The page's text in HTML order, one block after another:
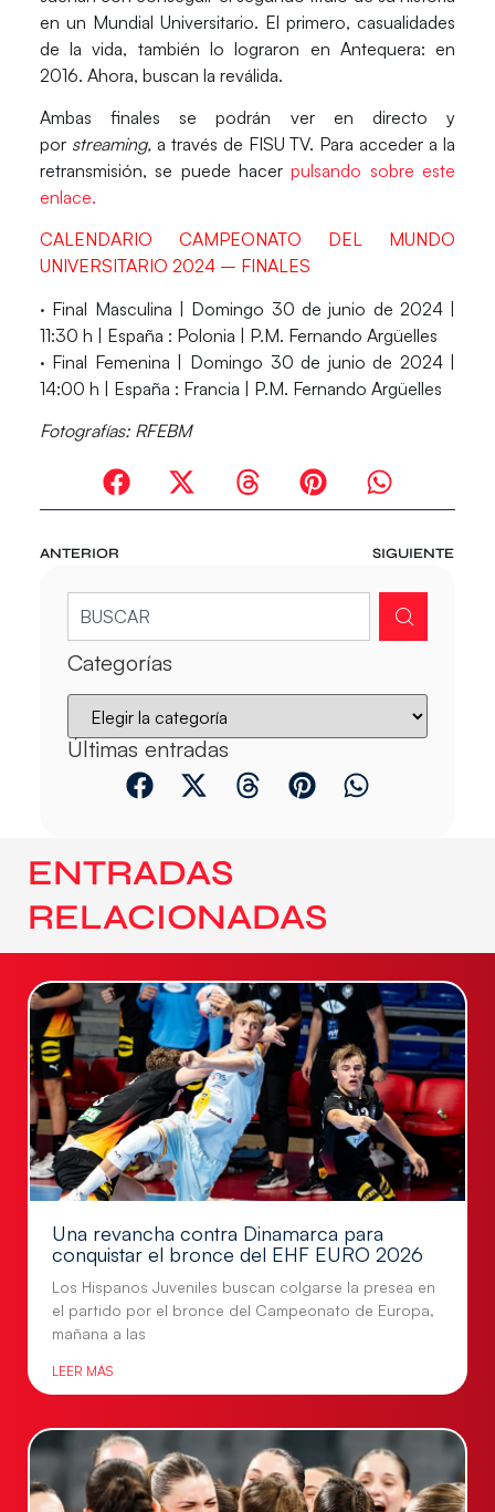
en un Mundial Universitario. El primero, casualidades
de la vida, también lo lograron en Antequera: en
2016. Ahora, buscan la reválida.
Ambas finales se podrán ver en directoy
por streaming, a través de FISU TV. Para acceder a la
retransmisión, se puede hacerpulsando sobre este
enlace.
CALENDARIO CAMPEONATO DEL MUNDO
UNIVERSITARIO 2024 – FINALES
· Final Masculina | Domingo 30 de junio de 2024 |
11:30 h | España : Polonia | P.M. Fernando Argüelles
· Final Femenina | Domingo 30 de junio de 2024 |
14:00 h | España : Francia | P.M. Fernando Argüelles
Fotografías: RFEBM
ANTERIOR SIGUIENTE
Categorías
Últimas entradas
ENTRADAS
RELACIONADAS
Una revancha contra Dinamarca para
conquistar el bronce del EHF EURO 2026
Los Hispanos Juveniles buscan colgarse la presea en
el partido por el bronce del Campeonato de Europa,
mañana a las
LEER MÁS